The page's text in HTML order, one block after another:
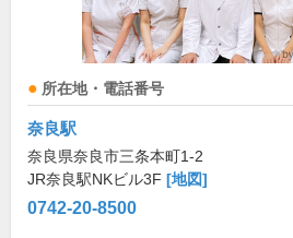
所在地・電話番号
奈良駅
奈良県奈良市三条本町1-2
JR奈良駅NKビル3F [地図]
0742-20-8500